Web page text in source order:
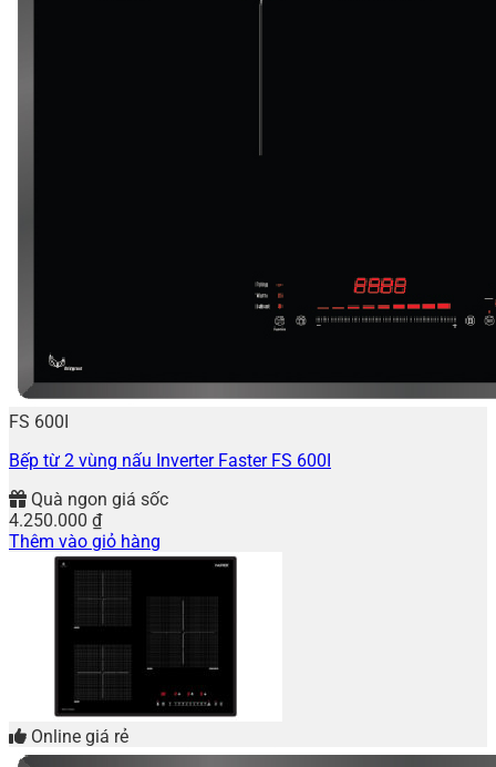
FS 600I
Bếp từ 2 vùng nấu Inverter Faster FS 600I
Quà ngon giá sốc
4.250.000 ₫
Thêm vào giỏ hàng
Online giá rẻ